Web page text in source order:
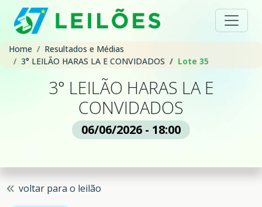
Home
Resultados e Médias
3° LEILÃO HARAS LA E CONVIDADOS
Lote 35
3° LEILÃO HARAS LA E
CONVIDADOS
06/06/2026 - 18:00
voltar para o leilão